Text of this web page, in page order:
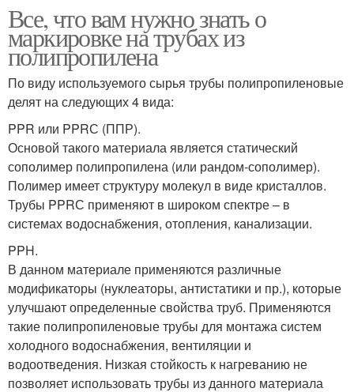
Все, что вам нужно знать о
маркировке на трубах из
полипропилена
По виду используемого сырья трубы полипропиленовые
делят на следующих 4 вида:
PPR или PPRС (ППР).
Основой такого материала является статический
сополимер полипропилена (или рандом-сополимер).
Полимер имеет структуру молекул в виде кристаллов.
Трубы PPRС применяют в широком спектре – в
системах водоснабжения, отопления, канализации.
PPH.
В данном материале применяются различные
модификаторы (нуклеаторы, антистатики и пр.), которые
улучшают определенные свойства труб. Применяются
такие полипропиленовые трубы для монтажа систем
холодного водоснабжения, вентиляции и
водоотведения. Низкая стойкость к нагреванию не
позволяет использовать трубы из данного материала